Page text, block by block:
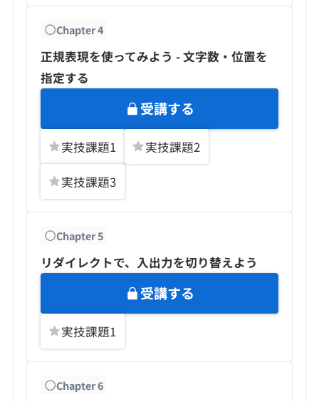
Chapter4
正規表現を使ってみよう - 文字数・位置を
指定する
受講する
実技課題1 実技課題2
実技課題3
Chapter5
リダイレクトで、入出力を切り替えよう
受講する
実技課題1
Chapter6